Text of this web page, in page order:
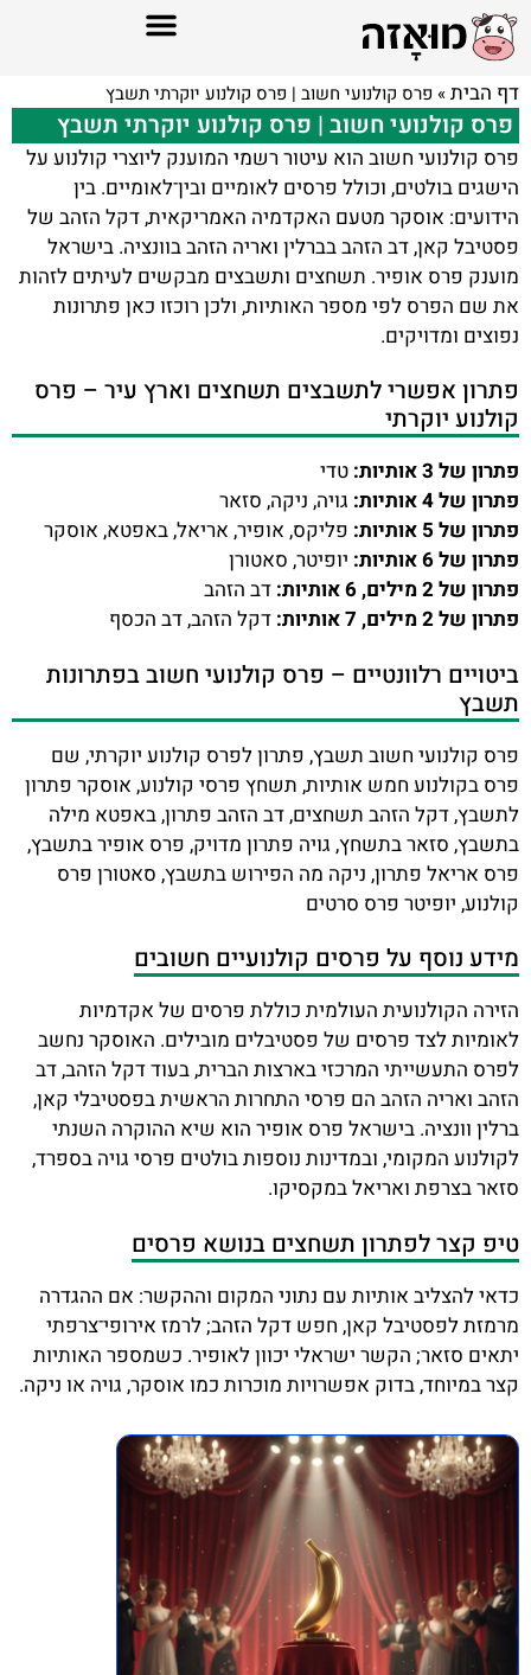
דף הבית» פרס קולנועי חשוב | פרס קולנוע יוקרתי תשבץ
פרס קולנועי חשוב | פרס קולנוע יוקרתי תשבץ
פרס קולנועי חשוב הוא עיטור רשמי המוענק ליוצרי קולנוע על
הישגים בולטים, וכולל פרסים לאומיים ובין־לאומיים. בין
הידועים: אוסקר מטעם האקדמיה האמריקאית, דקל הזהב של
פסטיבל קאן, דב הזהב בברלין ואריה הזהב בוונציה. בישראל
מוענק פרס אופיר. תשחצים ותשבצים מבקשים לעיתים לזהות
את שם הפרס לפי מספר האותיות, ולכן רוכזו כאן פתרונות
נפוצים ומדויקים.
פתרון אפשרי לתשבצים תשחצים וארץ עיר – פרס
קולנוע יוקרתי
פתרון של 3 אותיות:
טדי
פתרון של 4 אותיות:
גויה, ניקה, סזאר
פתרון של 5 אותיות:
פליקס, אופיר, אריאל, באפטא, אוסקר
פתרון של 6 אותיות:
יופיטר, סאטורן
פתרון של 2 מילים, 6 אותיות:
דב הזהב
פתרון של 2 מילים, 7 אותיות:
דקל הזהב, דב הכסף
ביטויים רלוונטיים – פרס קולנועי חשוב בפתרונות
תשבץ
פרס קולנועי חשוב תשבץ, פתרון לפרס קולנוע יוקרתי, שם
פרס בקולנוע חמש אותיות, תשחץ פרסי קולנוע, אוסקר פתרון
לתשבץ, דקל הזהב תשחצים, דב הזהב פתרון, באפטא מילה
בתשבץ, סזאר בתשחץ, גויה פתרון מדויק, פרס אופיר בתשבץ,
פרס אריאל פתרון, ניקה מה הפירוש בתשבץ, סאטורן פרס
קולנוע, יופיטר פרס סרטים
מידע נוסף על פרסים קולנועיים חשובים
הזירה הקולנועית העולמית כוללת פרסים של אקדמיות
לאומיות לצד פרסים של פסטיבלים מובילים. האוסקר נחשב
לפרס התעשייתי המרכזי בארצות הברית, בעוד דקל הזהב, דב
הזהב ואריה הזהב הם פרסי התחרות הראשית בפסטיבלי קאן,
ברלין וונציה. בישראל פרס אופיר הוא שיא ההוקרה השנתי
לקולנוע המקומי, ובמדינות נוספות בולטים פרסי גויה בספרד,
סזאר בצרפת ואריאל במקסיקו.
טיפ קצר לפתרון תשחצים בנושא פרסים
כדאי להצליב אותיות עם נתוני המקום וההקשר: אם ההגדרה
מרמזת לפסטיבל קאן, חפש דקל הזהב; לרמז אירופי־צרפתי
יתאים סזאר; הקשר ישראלי יכוון לאופיר. כשמספר האותיות
קצר במיוחד, בדוק אפשרויות מוכרות כמו אוסקר, גויה או ניקה.